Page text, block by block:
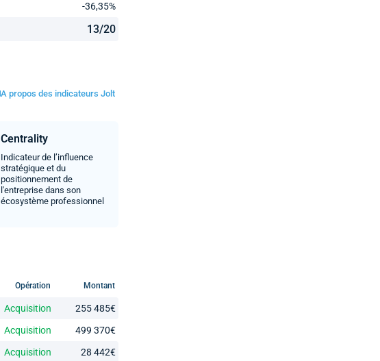
-36,35%
13/20
A propos des indicateurs Jolt
Centrality
Indicateur de l’influence
stratégique et du
positionnement de
l'entreprise dans son
écosystème professionnel
Opération Montant
Acquisition
255 485€
Acquisition
499 370€
Acquisition 28 442€